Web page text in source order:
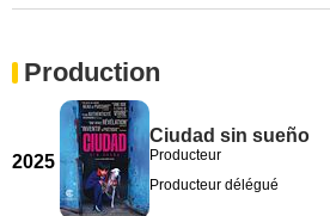
Production
2025
Ciudad sin sueño
Producteur
Producteur délégué